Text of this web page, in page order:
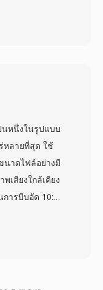
มีค่าใช้จ่ายใน
เล็กอย่างน่า
ใช้เทคนิค
pixel
local motion
matrices
คอนเทนเนอร์
นหนึ่งในรูปแบบ
หลายที่สุด ใช้
นาดไฟล์อย่างมี
สียงใกล้เคียง
ารบีบอัด 10:1
กับนัก